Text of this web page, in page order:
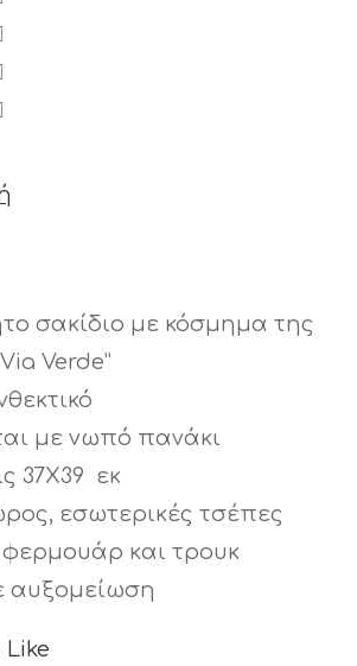
σακίδιο με κόσμημα της
Verde”
με νωπό πανάκι
37X39 εκ
εσωτερικές τσέπες
φερμουάρ και τρουκ
αυξομείωση